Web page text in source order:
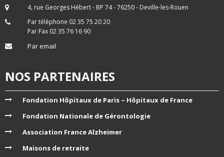
4, rue Georges Hébert - BP 74 - 76250 - Deville-les-Rouen
Par téléphone 02 35 75 20 20
Par Fax 02 35 76 16 90
Par email
NOS PARTENAIRES
Fondation Hôpitaux de Paris – Hôpitaux de France
Fondation Nationale de Gérontologie
Association France Alzheimer
Maisons de retraite